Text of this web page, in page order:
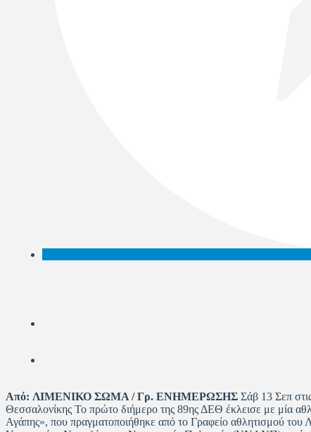
Από: ΛΙΜΕΝΙΚΟ ΣΩΜΑ / Γρ. ΕΝΗΜΕΡΩΣΗΣ Σάβ 13 Σεπ
Θεσσαλονίκης Το πρώτο διήμερο της 89ης ΔΕΘ έκλεισε με μία
Αγάπης», που πραγματοποιήθηκε από το Γραφείο αθλητισμού